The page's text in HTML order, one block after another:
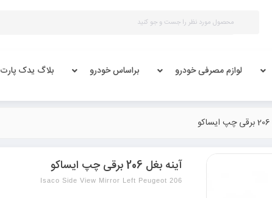
لوازم مصرفی خودرو براساس خودرو بلاگ یدک پارت
آینه بغل 206 برقی چپ ایساکو
Isaco Side View Mirror Left Peugeot 206